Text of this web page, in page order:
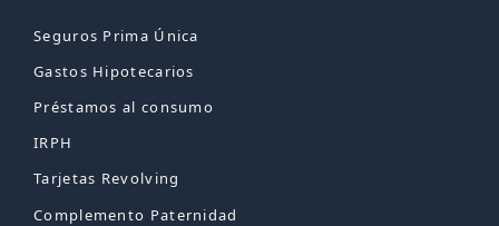
Seguros Prima Única
Gastos Hipotecarios
Préstamos al consumo
IRPH
Tarjetas Revolving
Complemento Paternidad